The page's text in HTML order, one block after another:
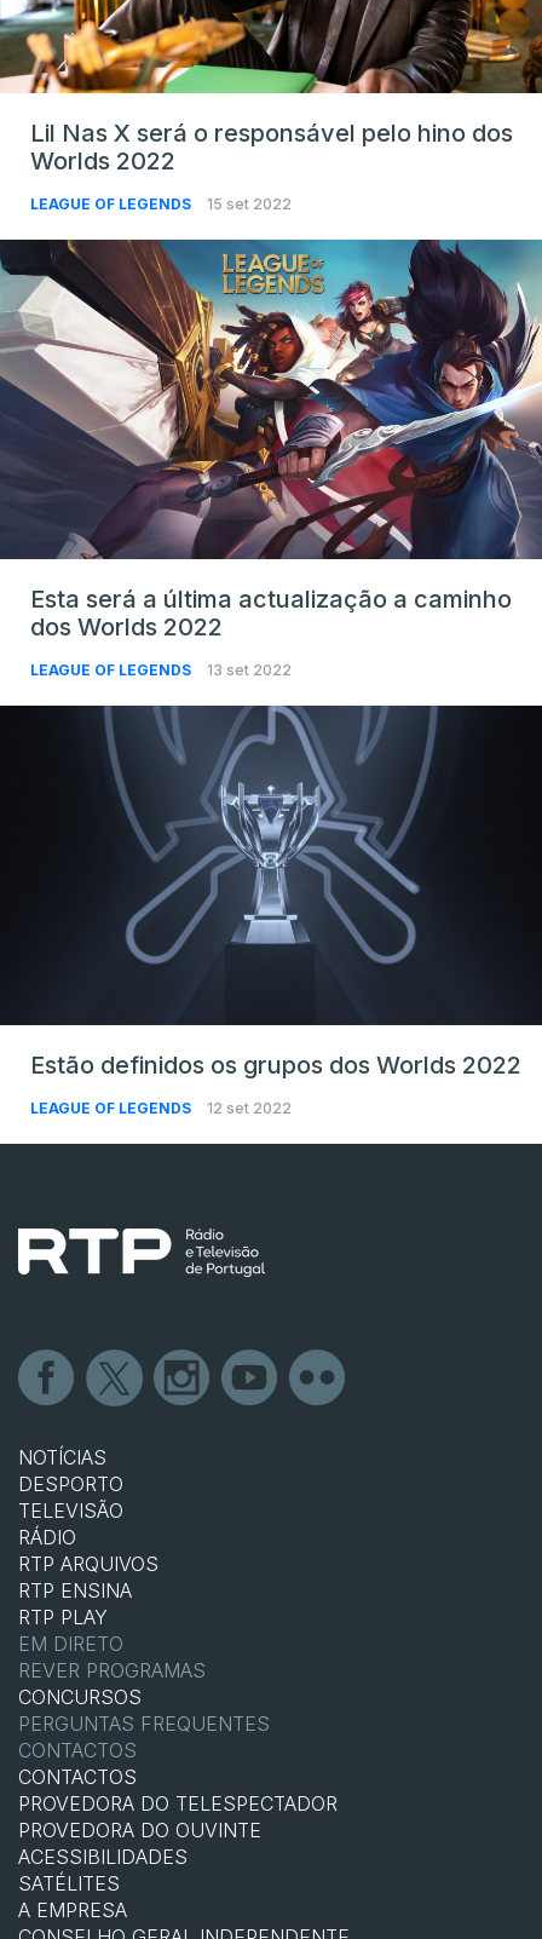
Lil Nas X será o responsável pelo hino dos
Worlds 2022
LEAGUE OF LEGENDS 15 set 2022
Esta será a última actualização a caminho
dos Worlds 2022
LEAGUE OF LEGENDS 13 set 2022
Estão definidos os grupos dos Worlds 2022
LEAGUE OF LEGENDS 12 set 2022
NOTÍCIAS
DESPORTO
TELEVISÃO
RÁDIO
RTP ARQUIVOS
RTP ENSINA
RTP PLAY
EM DIRETO
REVER PROGRAMAS
CONCURSOS
PERGUNTAS FREQUENTES
CONTACTOS
CONTACTOS
PROVEDORA DO TELESPECTADOR
PROVEDORA DO OUVINTE
ACESSIBILIDADES
SATÉLITES
A EMPRESA